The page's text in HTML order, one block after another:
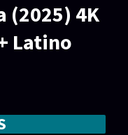
(2025) 4K
Latino